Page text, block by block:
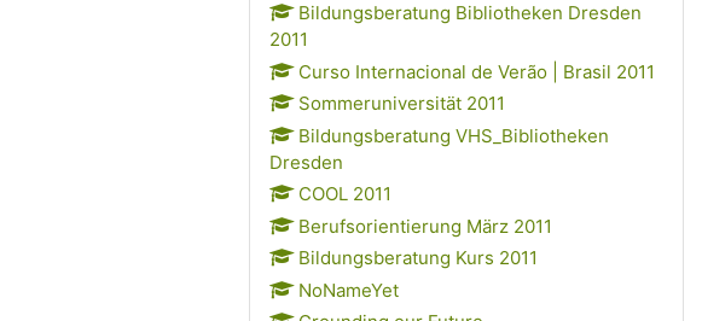
Bildungsberatung Bibliotheken Dresden
2011
Curso Internacional de Verão | Brasil 2011
Sommeruniversität 2011
Bildungsberatung VHS_Bibliotheken
Dresden
COOL 2011
Berufsorientierung März 2011
Bildungsberatung Kurs 2011
NoNameYet